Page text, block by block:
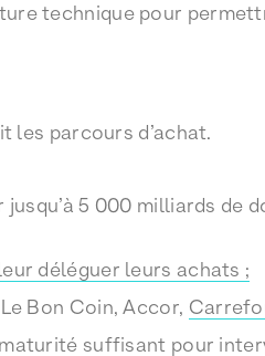
technique pour
les parcours d’achat.
jusqu’à 5 000 milliards de
déléguer leurs achats ;
Bon Coin, Accor,
suffisant pour